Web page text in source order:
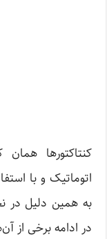
کنتاکتورها
اتوماتیک و با
به همین دلیل در
در ادامه برخی از